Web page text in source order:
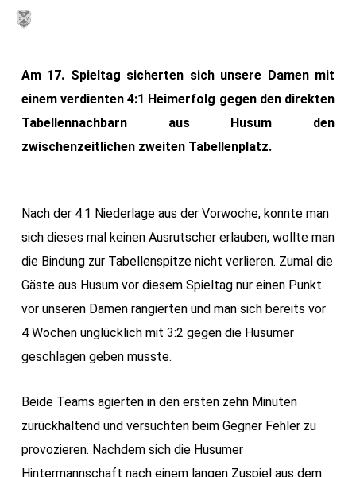
Skip
contentAm 17. Spieltag sicherten sich unsere Damen mit
einem verdienten 4:1 Heimerfolg gegen den direkten
Tabellennachbarn aus Husum den
zwischenzeitlichen zweiten Tabellenplatz.
Nach der 4:1 Niederlage aus der Vorwoche, konnte man
sich dieses mal keinen Ausrutscher erlauben, wollte man
die Bindung zur Tabellenspitze nicht verlieren. Zumal die
Gäste aus Husum vor diesem Spieltag nur einen Punkt
vor unseren Damen rangierten und man sich bereits vor
4 Wochen unglücklich mit 3:2 gegen die Husumer
geschlagen geben musste.
Beide Teams agierten in den ersten zehn Minuten
zurückhaltend und versuchten beim Gegner Fehler zu
provozieren. Nachdem sich die Husumer
Hintermannschaft nach einem langen Zuspiel aus dem